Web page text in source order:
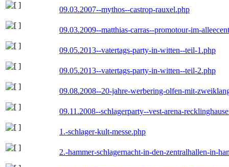
09.03.2007--mythos--castrop-rauxel.php
09.03.2009--matthias-carras--promotour-im-
09.05.2013--vatertags-party-in-witten--teil-1.php
09.05.2013--vatertags-party-in-witten--teil-2.php
09.08.2008--20-jahre-werbering-olfen-mit-
09.11.2008--schlagerparty--vest-arena-
1.-schlager-kult-messe.php
2.-hammer-schlagernacht-in-den-zentralhallen-in-